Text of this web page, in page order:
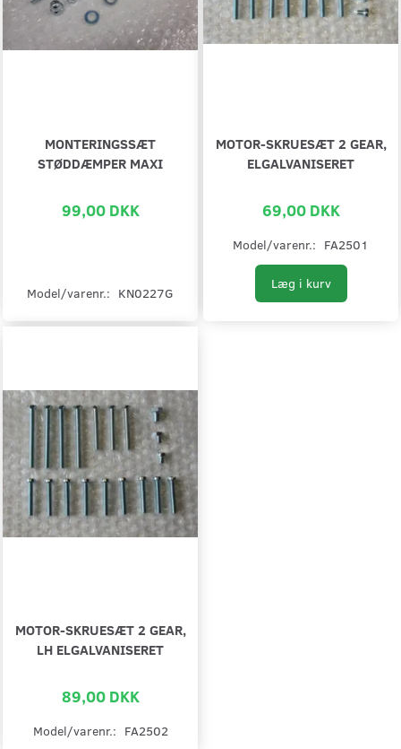
MONTERINGSSÆT
STØDDÆMPER MAXI
99,00 DKK
Model/varenr.: KN0227G
MOTOR-SKRUESÆT 2 GEAR,
ELGALVANISERET
69,00 DKK
Model/varenr.: FA2501
Læg i kurv
MOTOR-SKRUESÆT 2 GEAR,
LH ELGALVANISERET
89,00 DKK
Model/varenr.: FA2502